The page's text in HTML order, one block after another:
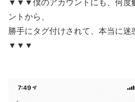
▼▼▼僕のアカウントにも、何度
ントから、
勝手にタグ付けされて、本当に迷
▼▼▼